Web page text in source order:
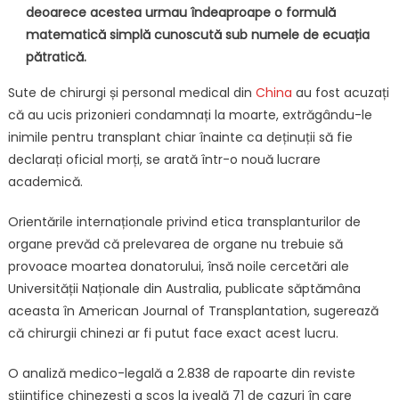
deoarece acestea urmau îndeaproape o formulă
matematică simplă cunoscută sub numele de ecuația
pătratică.
Sute de chirurgi și personal medical din China au fost acuzați
că au ucis prizonieri condamnați la moarte, extrăgându-le
inimile pentru transplant chiar înainte ca deținuții să fie
declarați oficial morți, se arată într-o nouă lucrare
academică.
Orientările internaționale privind etica transplanturilor de
organe prevăd că prelevarea de organe nu trebuie să
provoace moartea donatorului, însă noile cercetări ale
Universității Naționale din Australia, publicate săptămâna
aceasta în American Journal of Transplantation, sugerează
că chirurgii chinezi ar fi putut face exact acest lucru.
O analiză medico-legală a 2.838 de rapoarte din reviste
științifice chinezești a scos la iveală 71 de cazuri în care